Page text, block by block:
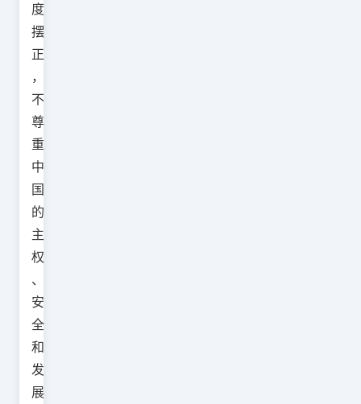
度
摆
正
，
不
尊
重
中
国
的
主
权
、
安
全
和
发
展